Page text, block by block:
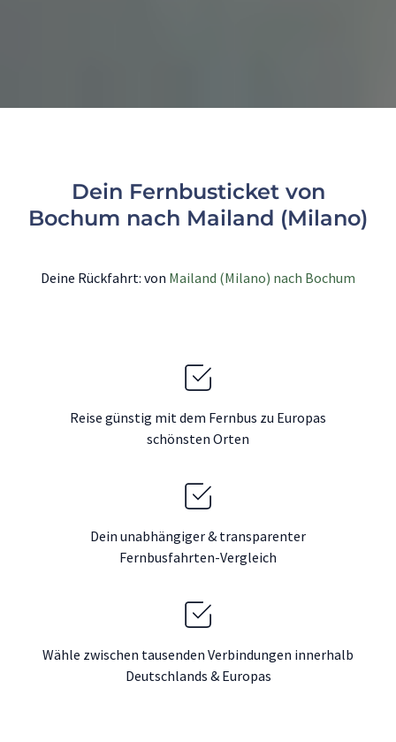
Dein Fernbusticket von
Bochum nach Mailand (Milano)
Deine Rückfahrt: von Mailand (Milano) nach Bochum
Reise günstig mit dem Fernbus zu Europas
schönsten Orten
Dein unabhängiger & transparenter
Fernbusfahrten-Vergleich
Wähle zwischen tausenden Verbindungen innerhalb
Deutschlands & Europas